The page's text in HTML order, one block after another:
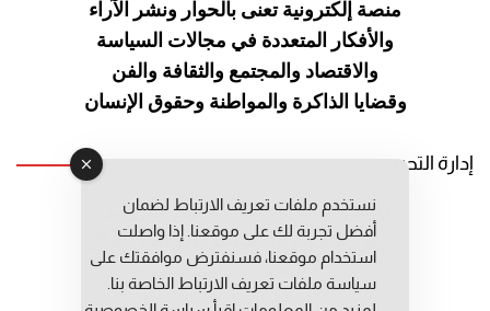
منصة إلكترونية تعنى بالحوار ونشر الآراء
والأفكار المتعددة في مجالات السياسة
والاقتصاد والمجتمع والثقافة والفن
وقضايا الذاكرة والمواطنة وحقوق الإنسان
إدارة التحرير
رئيس التحرير: عبد الرحيم التوراني
رئيس التحرير المساعد: المعطي قبال
مديرة التحرير: فاطمة حوحو
نستخدم ملفات تعريف الارتباط لضمان
أفضل تجربة لك على موقعنا. إذا واصلت
استخدام موقعنا، فسنفترض موافقتك على
سياسة ملفات تعريف الارتباط الخاصة بنا.